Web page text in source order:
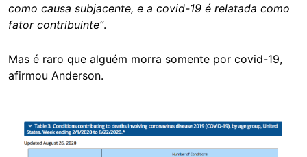
como causa subjacente, e a covid-19 é relatada como
fator contribuinte”.
Mas é raro que alguém morra somente por covid-19,
afirmou Anderson.
Image